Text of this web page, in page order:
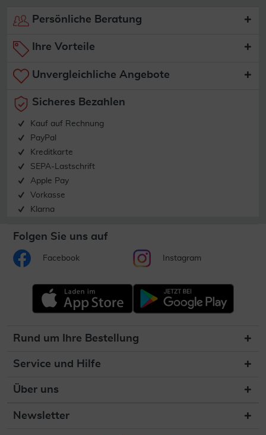
Persönliche Beratung
Ihre Vorteile
Unvergleichliche Angebote
Sicheres Bezahlen
Kauf auf Rechnung
PayPal
Kreditkarte
SEPA-Lastschrift
Apple Pay
Vorkasse
Klarna
Folgen Sie uns auf
Facebook Instagram
Rund um Ihre Bestellung
Service und Hilfe
Über uns
Newsletter